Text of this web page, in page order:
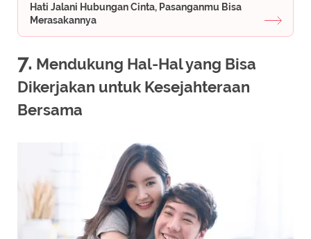
Hati Jalani Hubungan Cinta, Pasanganmu Bisa
Merasakannya
7. Mendukung Hal-Hal yang Bisa
Dikerjakan untuk Kesejahteraan
Bersama